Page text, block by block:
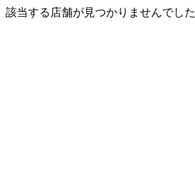
該当する店舗が見つかりませんでした